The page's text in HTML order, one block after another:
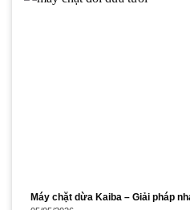
Máy chặt dừa Kaiba – Giải pháp